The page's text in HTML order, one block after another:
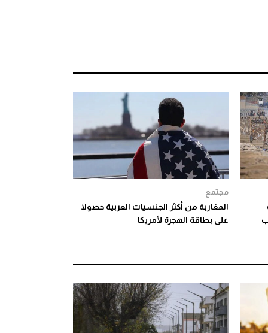
مجتمع
المغاربة من أكثر الجنسيات العربية حصولا
على بطاقة الهجرة لأمريكا